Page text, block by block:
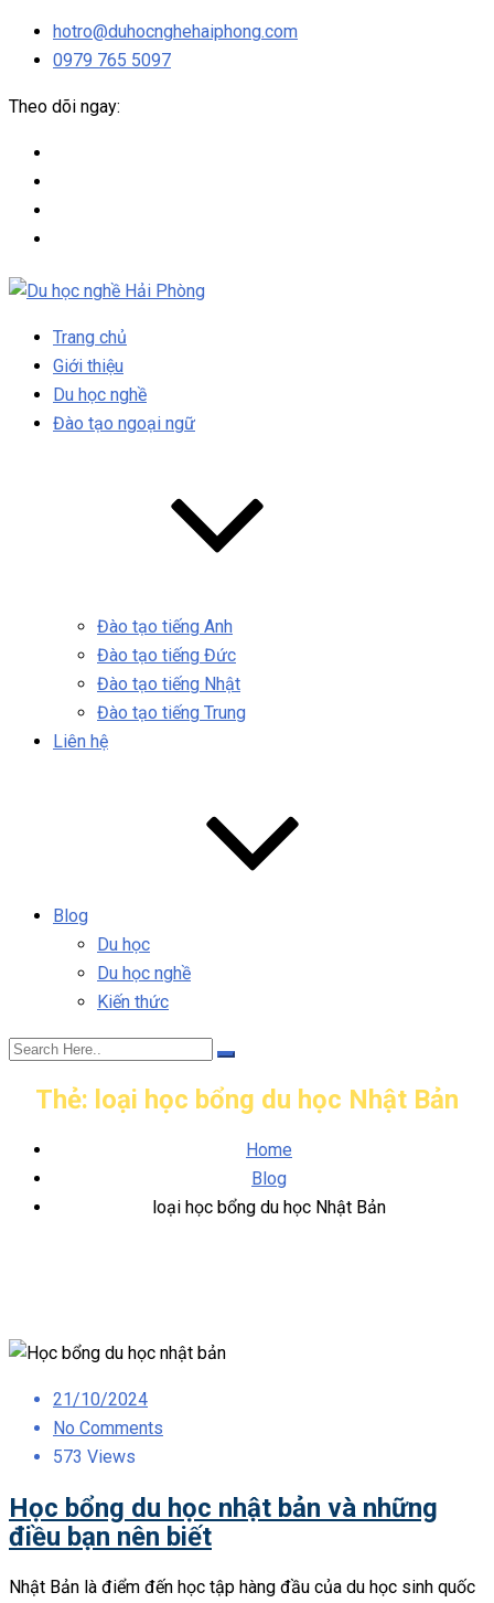
hotro@duhocnghehaiphong.com
0979 765 5097
Theo dõi ngay:
Trang chủ
Giới thiệu
Du học nghề
Đào tạo ngoại ngữ
Đào tạo tiếng Anh
Đào tạo tiếng Đức
Đào tạo tiếng Nhật
Đào tạo tiếng Trung
Liên hệ
Blog
Du học
Du học nghề
Kiến thức
Thẻ: loại học bổng du học Nhật Bản
Home
Blog
loại học bổng du học Nhật Bản
Posted
on
21/10/2024
No Comments
573 Views
Học bổng du học nhật bản và những
điều bạn nên biết
Nhật Bản là điểm đến học tập hàng đầu của du học sinh quốc